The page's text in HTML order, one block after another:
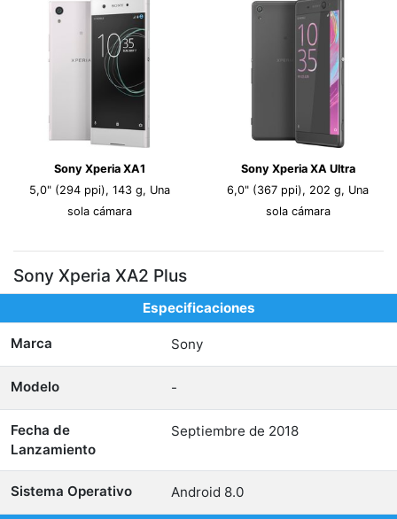
Sony Xperia XA1
5,0" (294 ppi), 143 g, Una
sola cámara
Sony Xperia XA Ultra
6,0" (367 ppi), 202 g, Una
sola cámara
Sony Xperia XA2 Plus
Especificaciones
Marca Sony
Modelo -
Fecha de
Lanzamiento
Septiembre de 2018
Sistema Operativo Android 8.0